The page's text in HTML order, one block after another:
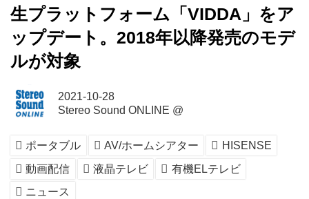
生プラットフォーム「VIDDA」をア
ップデート。2018年以降発売のモデ
ルが対象
2021-10-28
Stereo Sound ONLINE @
ポータブル AV/ホームシアター
HISENSE
動画配信
液晶テレビ
有機ELテレビ
ニュース